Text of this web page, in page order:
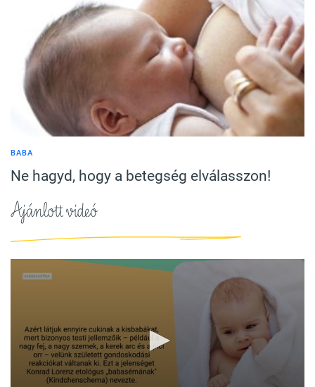
BABA
Ne hagyd, hogy a betegség elválasszon!
Ajánlott videó